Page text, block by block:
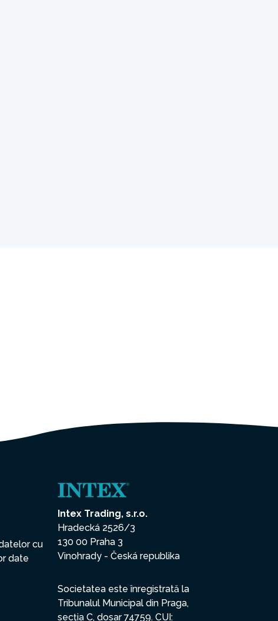
cu
date
Intex Trading, s.r.o.
Hradecká 2526/3
130 00 Praha 3
Vinohrady - Česká republika
Societatea este înregistrată la
Tribunalul Municipal din Praga,
secția C, dosar 74759. CUI: